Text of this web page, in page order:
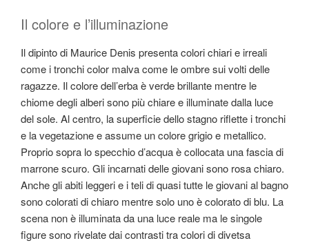
Il colore e l’illuminazione
Il dipinto di Maurice Denis presenta colori chiari e irreali
come i tronchi color malva come le ombre sui volti delle
ragazze. Il colore dell’erba è verde brillante mentre le
chiome degli alberi sono più chiare e illuminate dalla luce
del sole. Al centro, la superficie dello stagno riflette i tronchi
e la vegetazione e assume un colore grigio e metallico.
Proprio sopra lo specchio d’acqua è collocata una fascia di
marrone scuro. Gli incarnati delle giovani sono rosa chiaro.
Anche gli abiti leggeri e i teli di quasi tutte le giovani al bagno
sono colorati di chiaro mentre solo uno è colorato di blu. La
scena non è illuminata da una luce reale ma le singole
figure sono rivelate dai contrasti tra colori di divetsa